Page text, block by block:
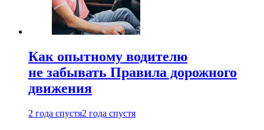
Как опытному водителю
не забывать Правила дорожного
движения
2 года спустя2 года спустя